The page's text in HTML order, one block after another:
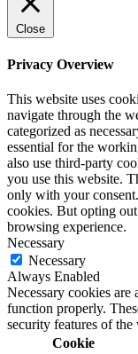
Close
Privacy Overview
This website uses
navigate through the
categorized as
essential for the
also use third-party
you use this website.
only with your
cookies. But opting
browsing experience.
Necessary
Necessary
Always Enabled
Necessary cookies are
function properly.
security features of
Cookie